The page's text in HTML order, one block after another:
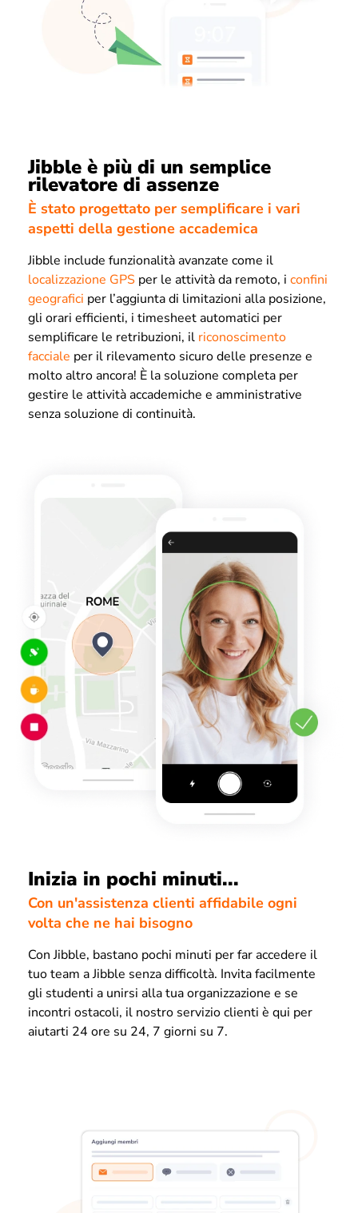
Jibble è più di un semplice
rilevatore di assenze
È stato progettato per semplificare i vari
aspetti della gestione accademica
Jibble include funzionalità avanzate come il
localizzazione GPS per le attività da remoto, i confini
geografici per l’aggiunta di limitazioni alla posizione,
gli orari efficienti, i timesheet automatici per
semplificare le retribuzioni, il riconoscimento
facciale per il rilevamento sicuro delle presenze e
molto altro ancora! È la soluzione completa per
gestire le attività accademiche e amministrative
senza soluzione di continuità.
Inizia in pochi minuti...
Con un'assistenza clienti affidabile ogni
volta che ne hai bisogno
Con Jibble, bastano pochi minuti per far accedere il
tuo team a Jibble senza difficoltà. Invita facilmente
gli studenti a unirsi alla tua organizzazione e se
incontri ostacoli, il nostro servizio clienti è qui per
aiutarti 24 ore su 24, 7 giorni su 7.